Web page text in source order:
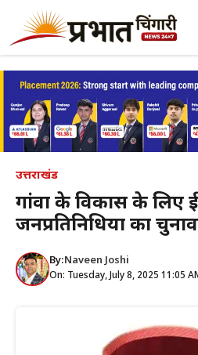
content
उत्तराखंड
गांवों के विकास के लिए
जनप्रतिनिधियों का
By:Naveen Joshi
On: Tuesday, July 8, 2025 11:05